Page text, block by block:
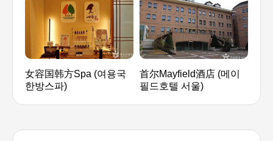
女容国韩方Spa (여용국
한방스파)
首尔Mayfield酒店 (메이
필드호텔 서울)